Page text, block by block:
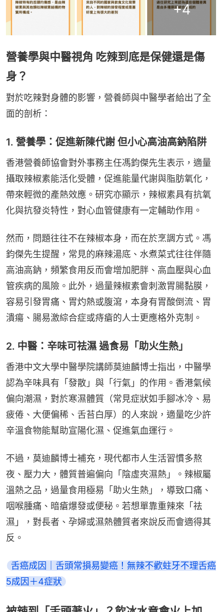
+4
營養學與中醫視角 吃辣到底是保健還是傷
身？
對於吃辣對身體的影響，營養師與中醫學者給出了全
面的剖析：
1. 營養學：促進新陳代謝 但小心高油高鈉陷阱
香港營養師協會對外事務主任馮鈞傑先生表示，適量
攝取辣椒素能活化受體，促進能量代謝與脂肪氧化，
帶來輕微的產熱效應。研究亦顯示，辣椒素具有抗氧
化與抗發炎特性，對心血管健康有一定輔助作用。
然而，問題往往不在辣椒本身，而在於烹調方式。馮
鈞傑先生提醒，常見的麻辣湯底、水煮菜式往往伴隨
高油高鈉，頻繁食用反而會增加肥胖、高血壓與心血
管疾病的風險。此外，過量辣椒素會刺激胃腸黏膜，
容易引發胃痛、胃灼熱或腹瀉，本身有胃酸倒流、胃
潰瘍、腸易激綜合症或痔瘡的人士更應格外克制。
2. 中醫：辛味可祛濕 過食易「助火生熱」
香港中文大學中醫學院講師莫迪麟博士指出，中醫學
認為辛味具有「發散」與「行氣」的作用。香港氣候
偏向潮濕，對於寒濕體質（常見症狀如手腳冰冷、易
疲倦、大便偏稀、舌苔白厚）的人來說，適量吃少許
辛溫食物能幫助宣陽化濕、促進氣血運行。
不過，莫迪麟博士補充，現代都市人生活習慣多熬
夜、壓力大，體質普遍偏向「陰虛夾濕熱」。辣椒屬
溫熱之品，過量食用極易「助火生熱」，導致口痛、
咽喉腫痛、暗瘡爆發或便秘。若想單靠重辣來「祛
濕」，對長者、孕婦或濕熱體質者來說反而會適得其
反。
舌癌成因｜舌頭常損易變癌！無辣不歡蛀牙不理舌癌
5成因＋4症狀